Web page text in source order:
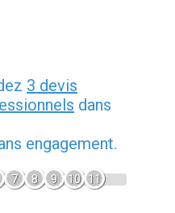
3 devis
dans
engagement.
7 8 9 10 11